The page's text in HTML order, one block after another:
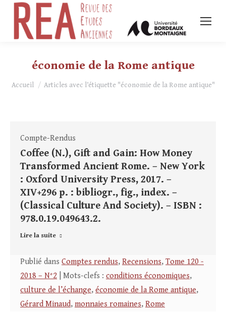
économie de la Rome antique
Vous êtes ici :
Accueil Articles avec l’étiquette "économie de la Rome antique"
Compte-Rendus
Coffee (N.), Gift and Gain: How Money
Transformed Ancient Rome. – New York
: Oxford University Press, 2017. –
XIV+296 p. : bibliogr., fig., index. –
(Classical Culture And Society). – ISBN :
978.0.19.049643.2.
Lire la suite
Publié dans Comptes rendus, Recensions, Tome 120 -
2018 – N°2 | Mots-clefs : conditions économiques,
culture de l’échange, économie de la Rome antique,
Gérard Minaud, monnaies romaines, Rome